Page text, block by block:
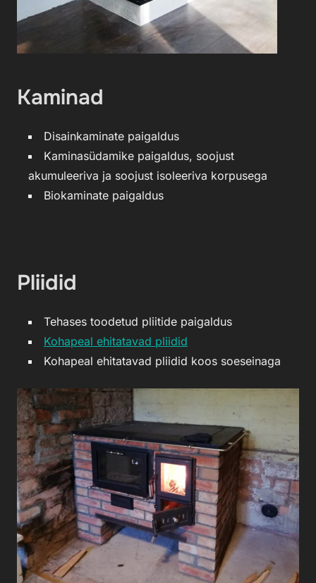
Kaminad
Disainkaminate paigaldus
Kaminasüdamike paigaldus, soojust
akumuleeriva ja soojust isoleeriva korpusega
Biokaminate paigaldus
Pliidid
Tehases toodetud pliitide paigaldus
Kohapeal ehitatavad pliidid
Kohapeal ehitatavad pliidid koos soeseinaga